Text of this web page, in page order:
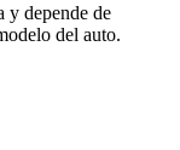
y depende de
del auto.